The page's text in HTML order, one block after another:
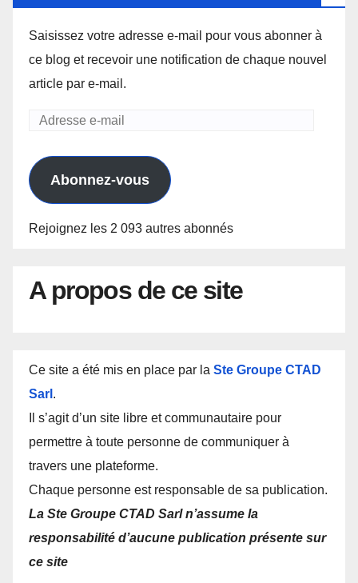
Saisissez votre adresse e-mail pour vous abonner à
ce blog et recevoir une notification de chaque nouvel
article par e-mail.
Adresse
mail
Abonnez-vous
Rejoignez les 2 093 autres abonnés
A propos de ce site
Ce site a été mis en place par la Ste Groupe CTAD
Sarl .
Il s’agit d’un site libre et communautaire pour
permettre à toute personne de communiquer à
travers une plateforme.
Chaque personne est responsable de sa publication.
La Ste Groupe CTAD Sarl n’assume la
responsabilité d’aucune publication présente sur
ce site